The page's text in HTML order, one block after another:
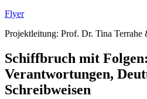
Flyer
Projektleitung: Prof. Dr. Tina
Schiffbruch mit Folgen:
Verantwortungen,
Schreibweisen